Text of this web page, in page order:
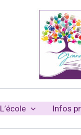
L’école Infos